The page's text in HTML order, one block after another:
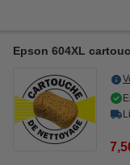
Epson 604XL